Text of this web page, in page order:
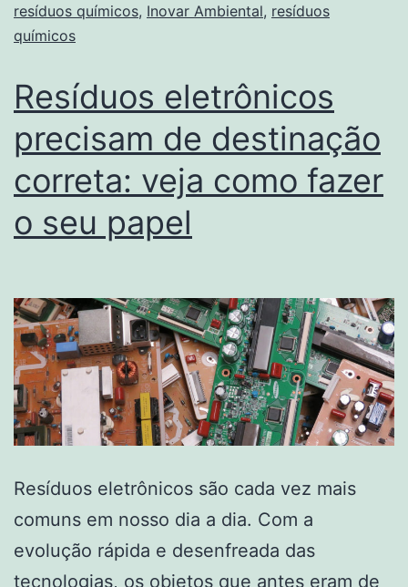
resíduos químicos, Inovar Ambiental, resíduos
químicos
Resíduos eletrônicos
precisam de destinação
correta: veja como fazer
o seu papel
Resíduos eletrônicos são cada vez mais
comuns em nosso dia a dia. Com a
evolução rápida e desenfreada das
tecnologias, os objetos que antes eram de